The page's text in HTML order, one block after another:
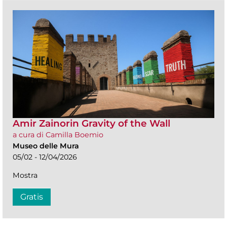
Amir Zainorin Gravity of the Wall
a cura di Camilla Boemio
Museo delle Mura
05/02 - 12/04/2026
Mostra
Gratis